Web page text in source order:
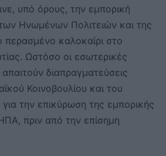
υπό όρους, την εμπορική
Ηνωμένων Πολιτειών και της
καλοκαίρι στο
Ωστόσο οι εσωτερικές
διαπραγματεύσεις
Κοινοβουλίου και του
την επικύρωση της εμπορικής
πριν από την επίσημη